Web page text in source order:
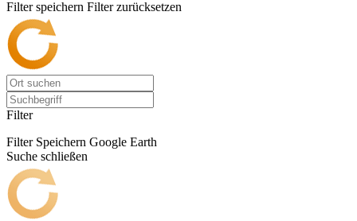
Filter speichern Filter zurücksetzen
Filter
Filter Speichern Google Earth
Suche schließen